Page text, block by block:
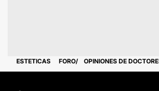
ESTETICAS FORO OPINIONES DE